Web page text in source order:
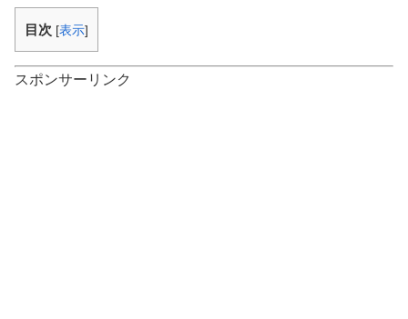
目次 [表示]
スポンサーリンク